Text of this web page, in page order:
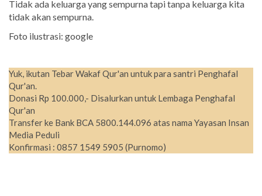
Tidak ada keluarga yang sempurna tapi tanpa keluarga kita
tidak akan sempurna.
Foto ilustrasi: google
Yuk, ikutan Tebar Wakaf Qur'an untuk para santri Penghafal
Qur'an.
Donasi Rp 100.000,- Disalurkan untuk Lembaga Penghafal
Qur'an
Transfer ke Bank BCA 5800.144.096 atas nama Yayasan Insan
Media Peduli
Konfirmasi : 0857 1549 5905 (Purnomo)